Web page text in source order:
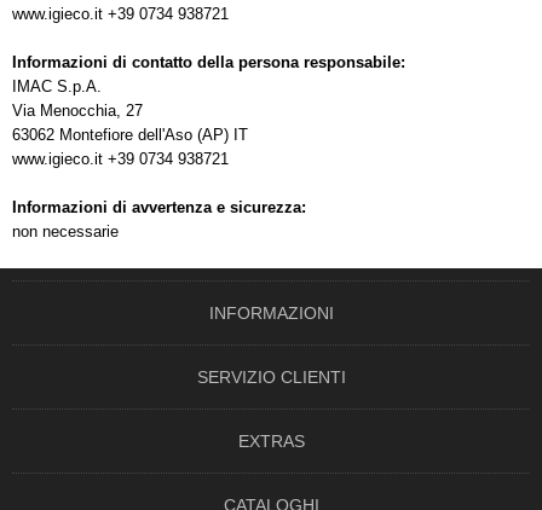
www.igieco.it +39 0734 938721
Informazioni di contatto della persona responsabile:
IMAC S.p.A.
Via Menocchia, 27
63062 Montefiore dell'Aso (AP) IT
www.igieco.it +39 0734 938721
Informazioni di avvertenza e sicurezza:
non necessarie
INFORMAZIONI
SERVIZIO CLIENTI
EXTRAS
CATALOGHI